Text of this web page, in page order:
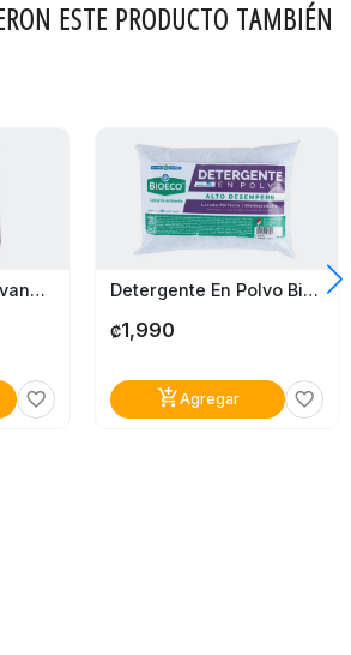
ESTE PRODUCTO TAMBIÉN
Detergente Irex Lavanda 1.5Kg
favorite_border
Detergente En Polvo Bioeco 1Kg
₡1,990
add_shopping_cartAgregar favorite_border